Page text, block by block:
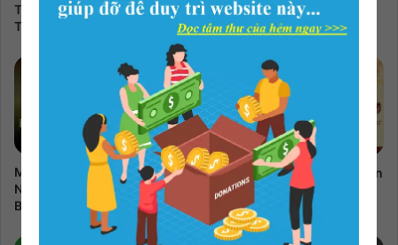
Thảm Án Hoa Mai Vàng |
Thảo Trang Audio | Bản Full
Ấu Thơ Tươi Đẹp | Nguyễn
Ngọc Tư Audio | Bản Full
Mảnh Trăng Cuối Rừng |
Nguyễn Minh Châu Audio |
Bản Full
Vợ Nhặt | Kim Lân Audio | Bản
Full 2 phần